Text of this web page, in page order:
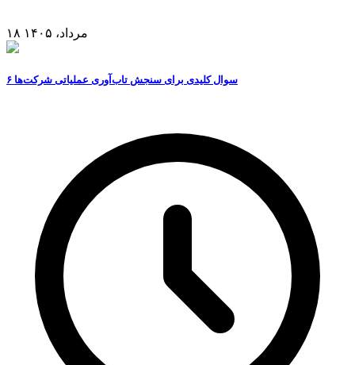
۱۸ مرداد، ۱۴۰۵
۶ سوال کلیدی برای سنجش تاب‌آوری عملیاتی شرکت‌ها